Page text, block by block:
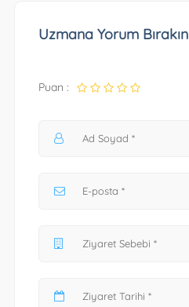
Uzmana Yorum Bırakın
Puan :